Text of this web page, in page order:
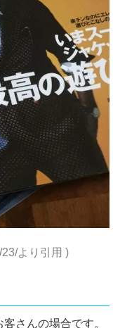
より引用 )
さんの場合です。